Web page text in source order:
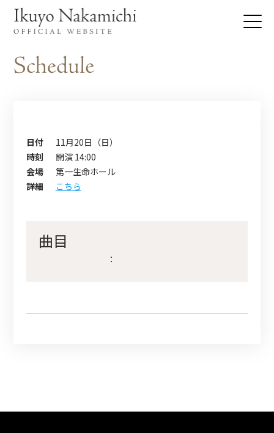
日付
11月20日（日）
時刻
開演 14:00
会場
第一生命ホール
詳細
こちら
曲目
：